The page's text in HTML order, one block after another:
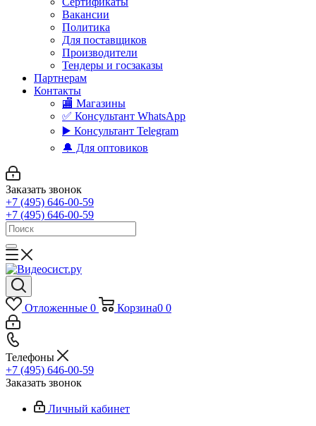
Вакансии
Политика
Для поставщиков
Производители
Тендеры и госзаказы
Партнерам
Контакты
🏬 Магазины
✅️ Консультант WhatsApp
▶️ Консультант Telegram
🔔 Для оптовиков
Заказать звонок
+7 (495) 646-00-59
+7 (495) 646-00-59
Отложенные 0 Корзина0 0
Телефоны
+7 (495) 646-00-59
Заказать звонок
Личный кабинет